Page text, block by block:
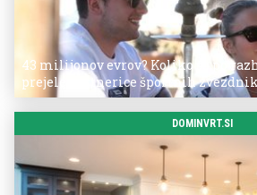
43 milijonov evrov? Koliko so po
prejele partnerice športnih
DOMINVRT.SI